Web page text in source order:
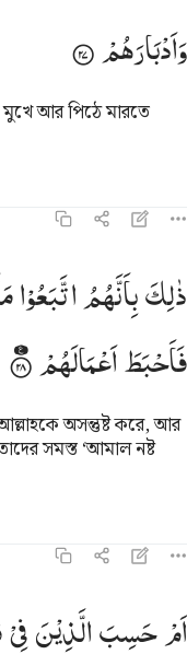
وَاَدْبَارَهُمْ
আর পিঠে মারতে
ذالك بانهم اتبعوا ما اسخط
ذَٰلِكَ بِأَنَّهُمُ ٱتَّبَعُوا۟ مَآ أَسْخَطَ
ذٰلِكَبِاَنَّهُمُاتَّبَعُوْا
فَاَحْبَطَاَعْمَالَهُمْ
অসন্তুষ্ট করে, আর
সমস্ত ‘আমাল নষ্ট
ام حسب الذين في قلوبهم
أَمْ حَسِبَ ٱلَّذِينَ فِى قُلُوبِهِم
اَمْحَسِبَالَّذِیْنَفِیْ